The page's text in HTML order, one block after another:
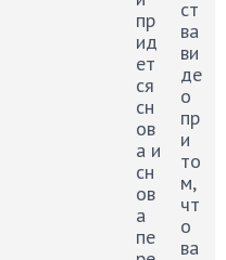
пр
ид
ет
ся
сн
ов
а и
сн
ов
а
пе
ст
ва
ви
де
о
пр
и
то
м,
чт
о
ва